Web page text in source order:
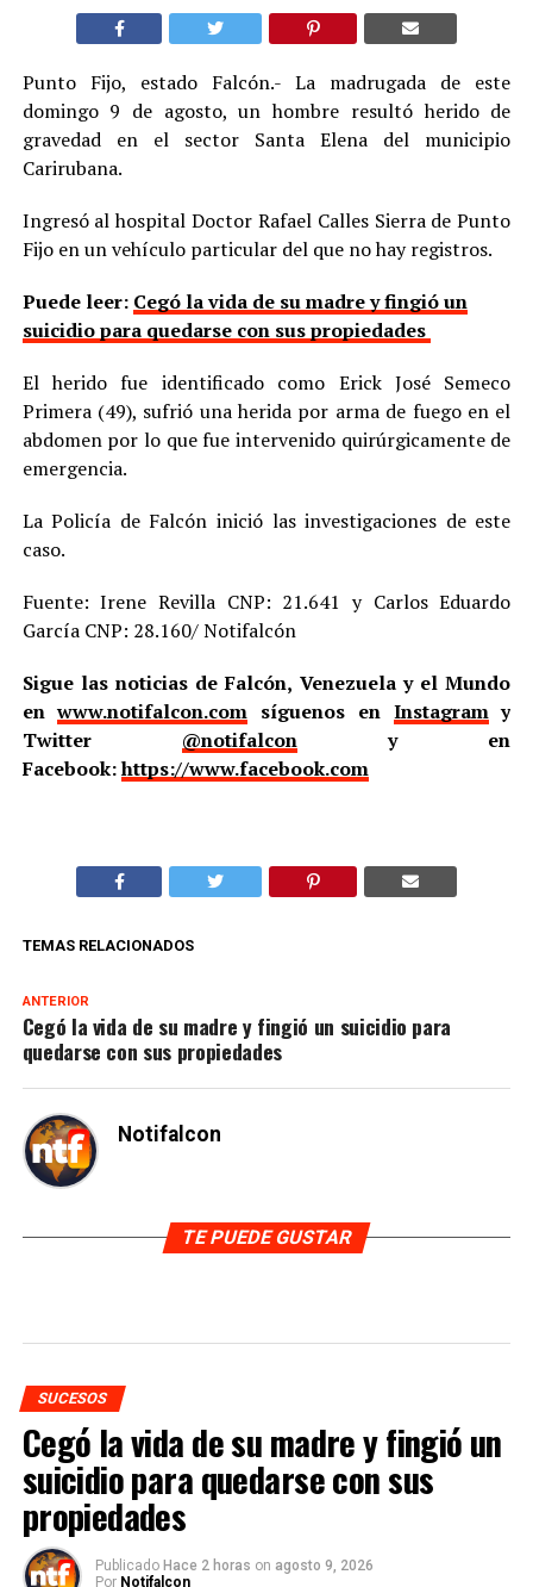
Punto Fijo, estado Falcón.- La madrugada de este
domingo 9 de agosto, un hombre resultó herido de
gravedad en el sector Santa Elena del municipio
Carirubana.
Ingresó al hospital Doctor Rafael Calles Sierra de Punto
Fijo en un vehículo particular del que no hay registros.
Puede leer: Cegó la vida de su madre y fingió un
suicidio para quedarse con sus propiedades
El herido fue identificado como Erick José Semeco
Primera (49), sufrió una herida por arma de fuego en el
abdomen por lo que fue intervenido quirúrgicamente de
emergencia.
La Policía de Falcón inició las investigaciones de este
caso.
Fuente: Irene Revilla CNP: 21.641 y Carlos Eduardo
García CNP: 28.160/ Notifalcón
Sigue las noticias de Falcón, Venezuela y el Mundo
enwww.notifalcon.com síguenos en Instagramy
Twitter @notifalcony en
Facebook:https://www.facebook.com
TEMAS RELACIONADOS
ANTERIOR
Cegó la vida de su madre y fingió un suicidio para
quedarse con sus propiedades
Notifalcon
TE PUEDE GUSTAR
SUCESOS
Cegó la vida de su madre y fingió un
suicidio para quedarse con sus
propiedades
Publicado Hace 2 horas on agosto 9, 2026
Por Notifalcon